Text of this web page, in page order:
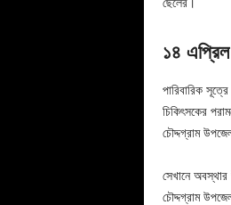
১৪
পারিবারিক
চিকিৎসকের
চৌদ্দগ্রাম
সেখানে অবস্থার
চৌদ্দগ্রাম